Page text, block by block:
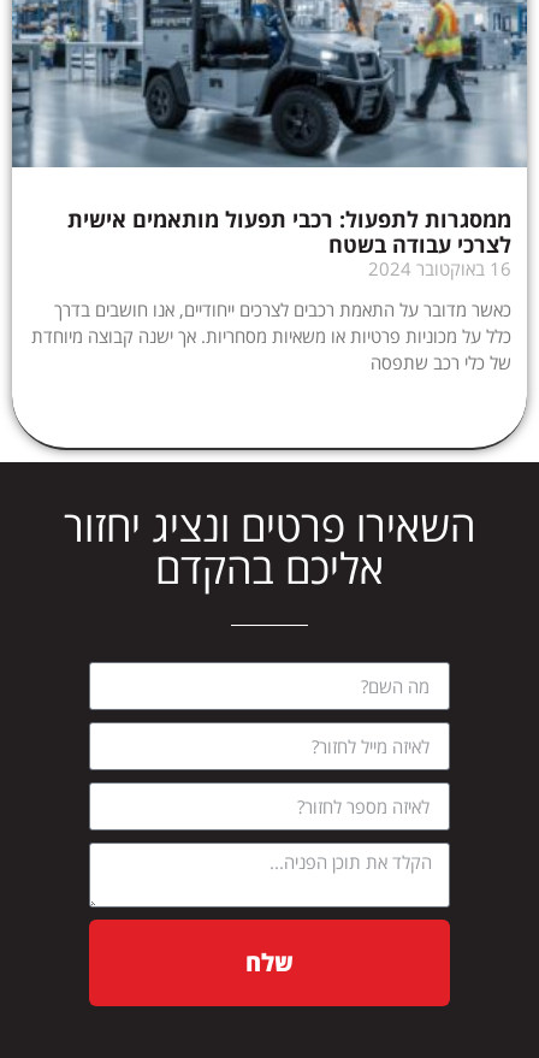
ממסגרות לתפעול: רכבי תפעול מותאמים אישית
לצרכי עבודה בשטח
16 באוקטובר 2024
כאשר מדובר על התאמת רכבים לצרכים ייחודיים, אנו חושבים בדרך
כלל על מכוניות פרטיות או משאיות מסחריות. אך ישנה קבוצה מיוחדת
של כלי רכב שתפסה
השאירו פרטים ונציג יחזור
אליכם בהקדם
שלח